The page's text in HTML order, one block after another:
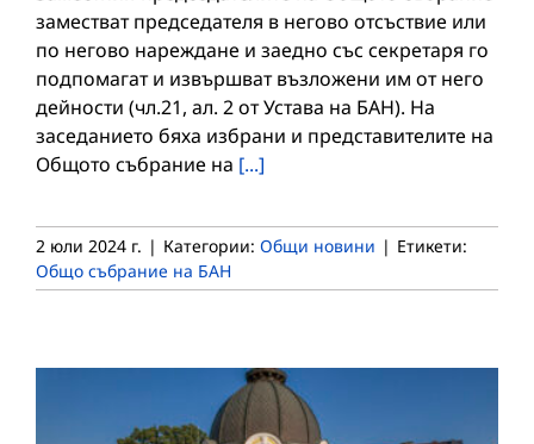
заместват председателя в негово отсъствие или
по негово нареждане и заедно със секретаря го
подпомагат и извършват възложени им от него
дейности (чл.21, ал. 2 от Устава на БАН). На
заседанието бяха избрани и представителите на
Общото събрание на [...]
2 юли 2024 г. | Категории: Общи новини | Етикети:
Общо събрание на БАН